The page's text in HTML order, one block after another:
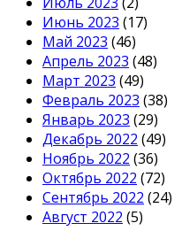
Июнь 2023 (17)
Май 2023 (46)
Апрель 2023 (48)
Март 2023 (49)
Февраль 2023 (38)
Январь 2023 (29)
Декабрь 2022 (49)
Ноябрь 2022 (36)
Октябрь 2022 (72)
Сентябрь 2022 (24)
Август 2022 (5)